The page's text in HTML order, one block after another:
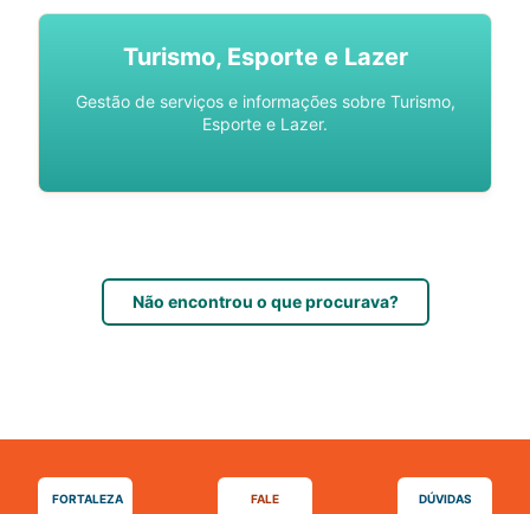
Turismo, Esporte e Lazer
Gestão de serviços e informações sobre Turismo,
Esporte e Lazer.
Não encontrou o que procurava?
FORTALEZA
FALE
DÚVIDAS